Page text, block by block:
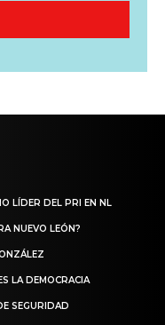
LÍDER DEL PRI EN NL
NUEVO LEÓN?
LA DEMOCRACIA
SEGURIDAD